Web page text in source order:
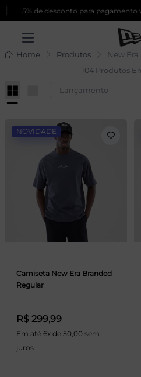
de desconto para pagamento via Pix
Home Produtos New
104 Produtos
NOVIDADE
Camiseta New Era Branded
Regular
R$ 299,99
Em até 6x de 50,00 sem
juros